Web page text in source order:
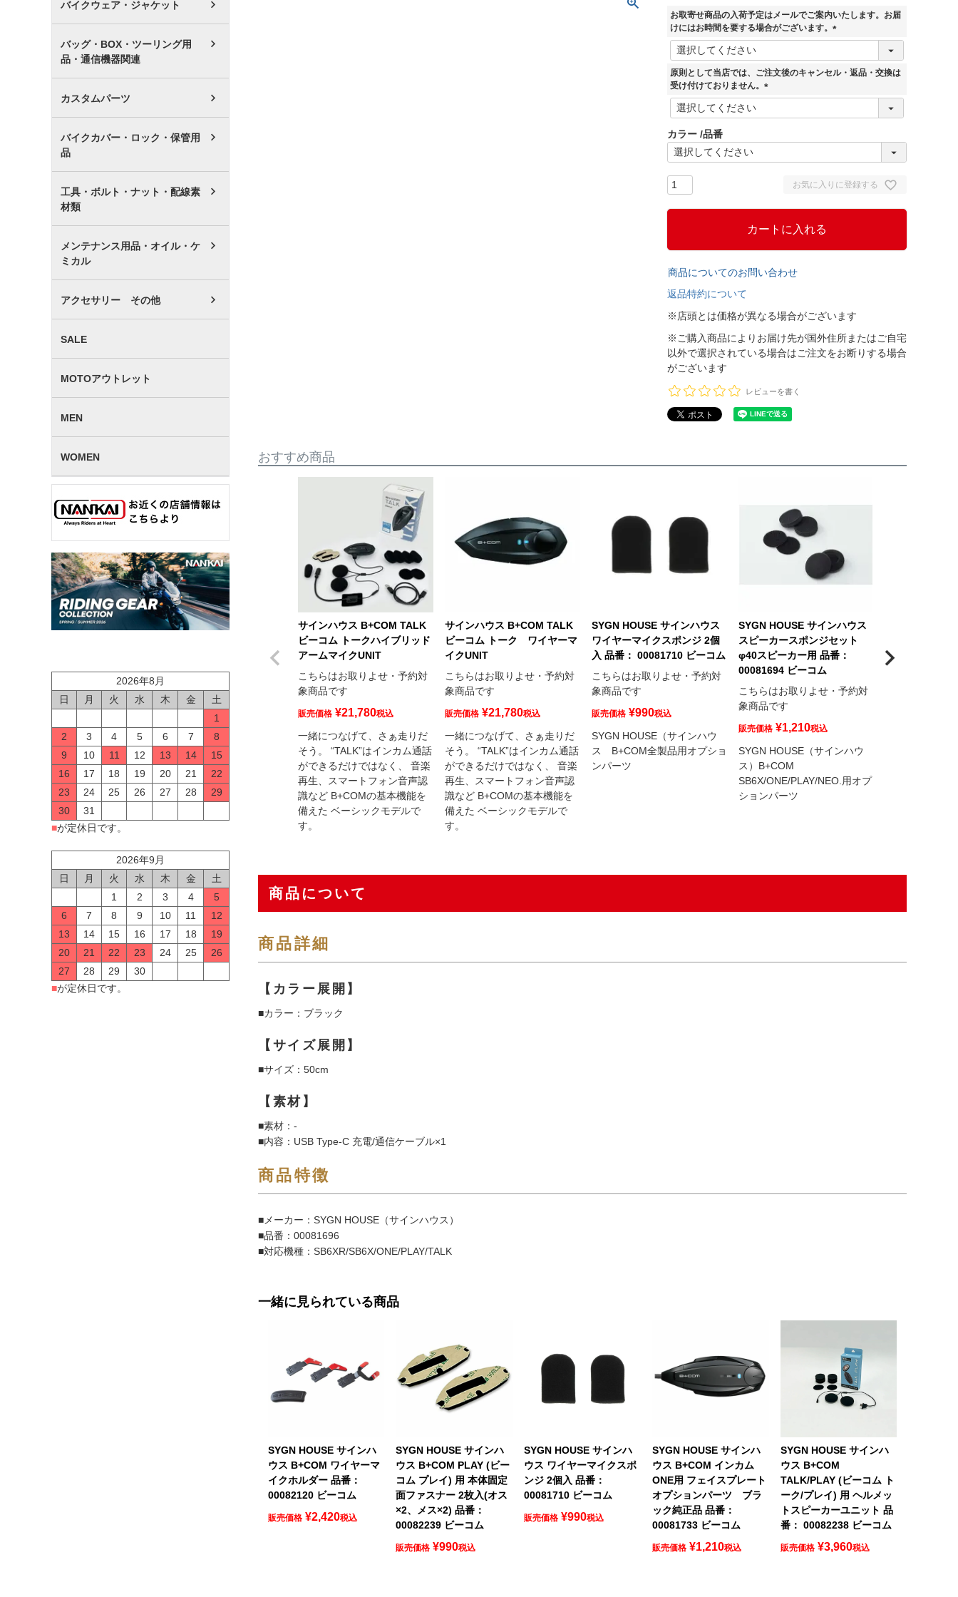
バイクウェア・ジャケット
バッグ・BOX・ツーリング用
品・通信機器関連
カスタムパーツ
バイクカバー・ロック・保管用
品
工具・ボルト・ナット・配線素
材類
メンテナンス用品・オイル・ケ
ミカル
アクセサリー その他
SALE
MOTOアウトレット
MEN
WOMEN
2026年8月
日
月 火 水 木 金
土
1
2
3 4 5 6 7
8
9
10 11 12 13 14
15
16
17 18 19 20 21
22
23
24 25 26 27 28
29
30
31
■が定休日です。
2026年9月
日
月 火 水 木 金
土
1
2 3 4
5
6
7 8 9 10 11
12
13
14 15 16 17 18
19
20
21 22 23 24 25
26
27
28 29
30
■が定休日です。
お取寄せ商品の入荷予定はメールでご案内いたします。お届
けにはお時間を要する場合がございます。
(
須
原則として当店では、ご注文後のキャンセル・返品・交換は
受け付けておりません。
(
)
カラー 品番
お気に入りに登録する
カートに入れる
商品についてのお問い合わせ
返品特約について
※店頭とは価格が異なる場合がございます
※ご購入商品によりお届け先が国外住所またはご自宅
以外で選択されている場合はご注文をお断りする場合
がございます
レビューを書く
おすすめ商品
サインハウス B+COM TALK
ビーコム トークハイブリッド
アームマイクUNIT
こちらはお取りよせ・予約対
象商品です
販売価格 ¥21,780税込
一緒につなげて、さぁ走りだ
そう。 “TALK”はインカム通話
ができるだけではなく、 音楽
再生、スマートフォン音声認
識など B+COMの基本機能を
備えた ベーシックモデルで
す。
サインハウス B+COM TALK
ビーコム トーク ワイヤーマ
イクUNIT
こちらはお取りよせ・予約対
象商品です
販売価格 ¥21,780税込
一緒につなげて、さぁ走りだ
そう。 “TALK”はインカム通話
ができるだけではなく、 音楽
再生、スマートフォン音声認
識など B+COMの基本機能を
備えた ベーシックモデルで
す。
SYGN HOUSE サインハウス
ワイヤーマイクスポンジ 2個
入 品番： 00081710 ビーコム
こちらはお取りよせ・予約対
象商品です
販売価格 ¥990税込
SYGN HOUSE（サインハウ
ス B+COM全製品用オプショ
ンパーツ
SYGN HOUSE サインハウス
スピーカースポンジセット
φ40スピーカー用 品番：
00081694 ビーコム
こちらはお取りよせ・予約対
象商品です
販売価格 ¥1,210税込
SYGN HOUSE（サインハウ
ス）B+COM
SB6X/ONE/PLAY/NEO.用オプ
ションパーツ
イ) 用 本体固定
商品について
商品詳細
【カラー展開】
■カラー：ブラック
【サイズ展開】
■サイズ：50cm
【素材】
■素材：-
■内容：USB Type-C 充電/通信ケーブル×1
商品特徴
■メーカー：SYGN HOUSE（サインハウス）
■品番：00081696
■対応機種：SB6XR/SB6X/ONE/PLAY/TALK
一緒に見られている商品
SYGN HOUSE サインハ
ウス B+COM ワイヤーマ
イクホルダー 品番：
00082120 ビーコム
販売価格 ¥2,420税込
SYGN HOUSE サインハ
ウス B+COM PLAY (ビー
コム プレイ) 用 本体固定
面ファスナー 2枚入(オス
×2、メス×2) 品番：
00082239 ビーコム
販売価格 ¥990税込
SYGN HOUSE サインハ
ウス ワイヤーマイクスポ
ンジ 2個入 品番：
00081710 ビーコム
販売価格 ¥990税込
SYGN HOUSE サインハ
ウス B+COM インカム
ONE用 フェイスプレート
オプションパーツ ブラ
ック純正品 品番：
00081733 ビーコム
販売価格 ¥1,210税込
SYGN HOUSE サインハ
ウス B+COM
TALK/PLAY (ビーコム ト
ーク/プレイ) 用 ヘルメッ
トスピーカーユニット 品
番： 00082238 ビーコム
販売価格 ¥3,960税込